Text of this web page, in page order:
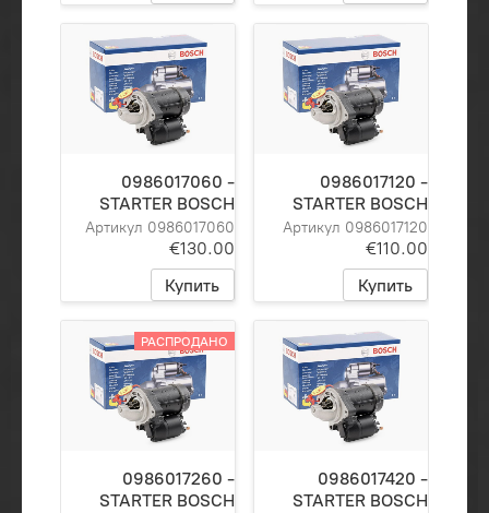
0986017060 -
STARTER BOSCH
Артикул 0986017060
€130.00
Купить
0986017120 -
STARTER BOSCH
Артикул 0986017120
€110.00
Купить
РАСПРОДАНО
0986017260 -
STARTER BOSCH
0986017420 -
STARTER BOSCH